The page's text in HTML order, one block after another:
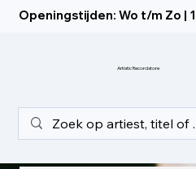
Openingstijden: Wo t/m Zo |
Artistic Recordstore